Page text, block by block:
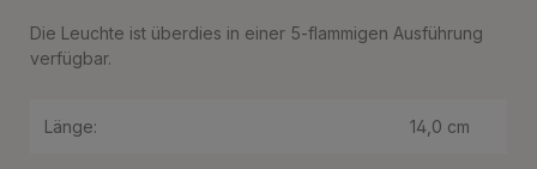
Die Leuchte ist überdies in einer 5-flammigen Ausführung
verfügbar.
Länge: 14,0 cm